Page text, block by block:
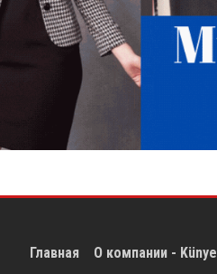
Главная О компании - Künye